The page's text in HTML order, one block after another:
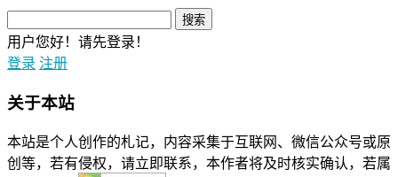
用户您好！请先登录！
登录 注册
关于本站
本站是个人创作的札记，内容采集于互联网、微信公众号或原
创等，若有侵权，请立即联系，本作者将及时核实确认，若属